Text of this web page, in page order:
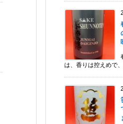
は、香りは控えめで